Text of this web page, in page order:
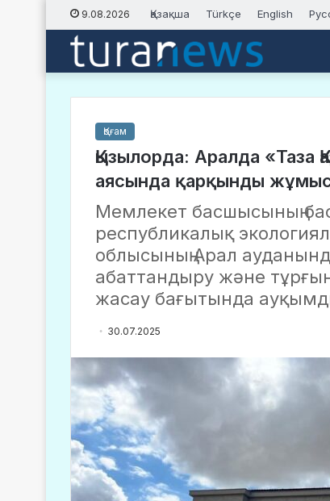
9.08.2026 Қазақша Türkçe English
Қоғам
Қызылорда: Аралда «Таза
аясында қарқынды
Мемлекет басшысының
республикалық
облысының Арал
абаттандыру және
жасау бағытында
30.07.2025